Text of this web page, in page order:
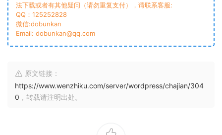
法下载或者有其他疑问（请勿重复支付），请联系客服:
QQ：125252828
微信:dobunkan
Email: dobunkan@qq.com
原文链接：
https://www.wenzhiku.com/server/wordpress/chajian/304
0 ，转载请注明出处。